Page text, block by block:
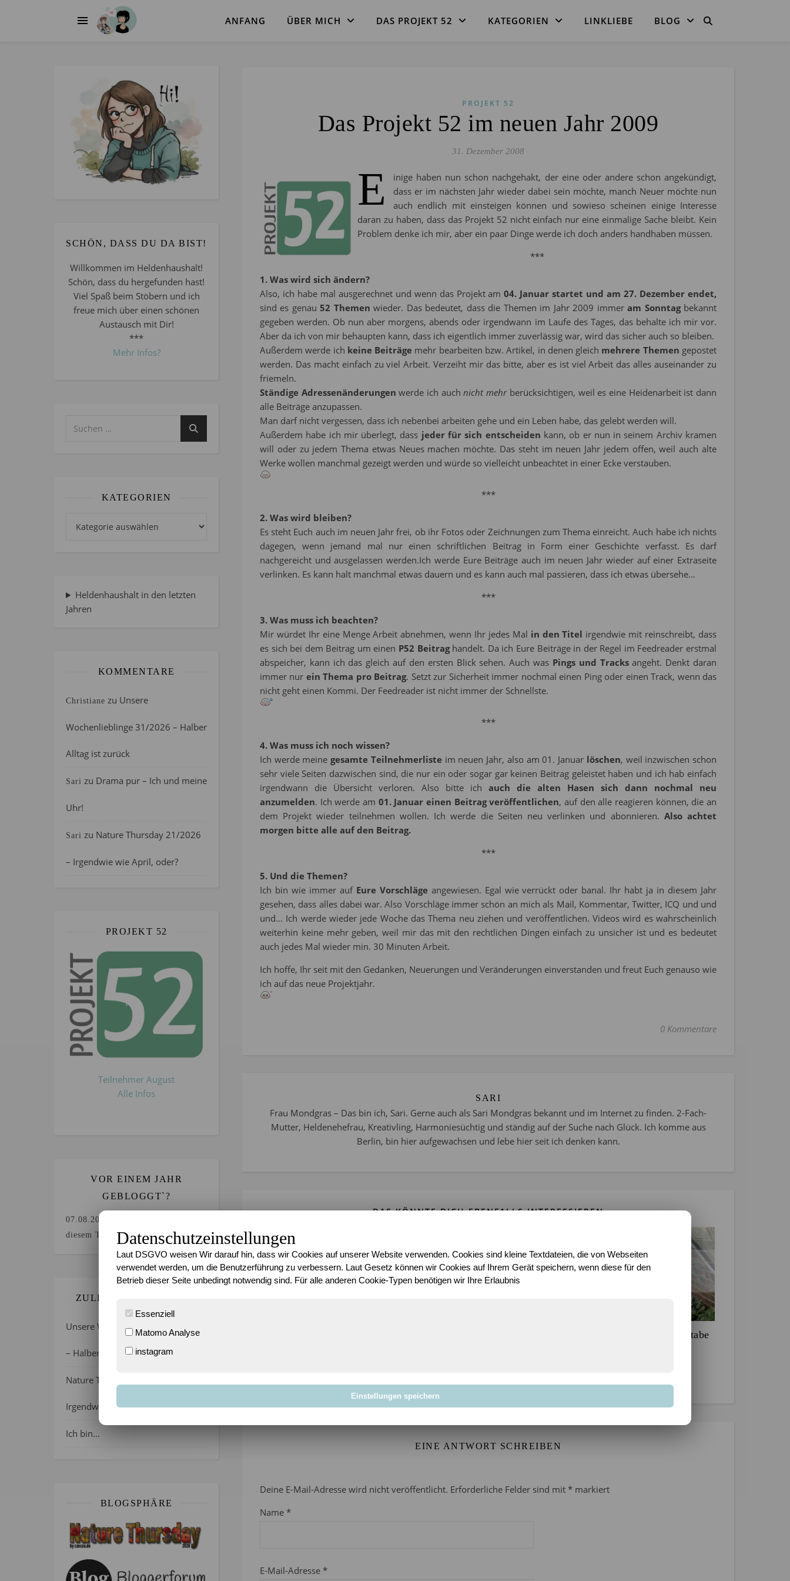
ANFANG ÜBER MICH DAS PROJEKT 52 KATEGORIEN LINKLIEBE BLOG
SCHÖN, DASS DU DA BIST!
Willkommen im Heldenhaushalt!
Schön, dass du hergefunden hast!
Viel Spaß beim Stöbern und ich
freue mich über einen schönen
Austausch mit Dir!
***
Mehr Infos?
KATEGORIEN
Heldenhaushalt in den letzten
Jahren
KOMMENTARE
Christiane zu Unsere
Wochenlieblinge 31/2026 – Halber
Alltag ist zurück
Sari zu Drama pur – Ich und meine
Uhr!
Sari zu Nature Thursday 21/2026
– Irgendwie wie April, oder?
PROJEKT 52
Teilnehmer August
Alle Infos
VOR EINEM JAHR
GEBLOGGT`?
07.08.2025
diesem Tag.
ZULETZT GEBLOGGT…
Unsere Wochenlieblinge 31/2026
– Halber Alltag ist zurück
Nature Thursday 21/2026 –
Irgendwie wie April, oder?
Ich bin…
BLOGSPHÄRE
PROJEKT 52
Das Projekt 52 im neuen Jahr 2009
31. Dezember 2008
E
inige haben nun schon nachgehakt, der eine oder andere schon angekündigt,
dass er im nächsten Jahr wieder dabei sein möchte, manch Neuer möchte nun
auch endlich mit einsteigen können und sowieso scheinen einige Interesse
daran zu haben, dass das Projekt 52 nicht einfach nur eine einmalige Sache bleibt. Kein
Problem denke ich mir, aber ein paar Dinge werde ich doch anders handhaben müssen.
***
1. Was wird sich ändern?
Also, ich habe mal ausgerechnet und wenn das Projekt am04. Januar startet und am 27. Dezember endet,
sind es genau52 Themen wieder. Das bedeutet, dass die Themen im Jahr 2009 immeram Sonntagbekannt
gegeben werden. Ob nun aber morgens, abends oder irgendwann im Laufe des Tages, das behalte ich mir vor.
Aber da ich von mir behaupten kann, dass ich eigentlich immer zuverlässig war, wird das sicher auch so bleiben.
Außerdem werde ich keine Beiträge mehr bearbeiten bzw. Artikel, in denen gleich mehrere Themen gepostet
werden. Das macht einfach zu viel Arbeit. Verzeiht mir das bitte, aber es ist viel Arbeit das alles auseinander zu
friemeln.
Ständige Adressenänderungen werde ich auchnicht mehrberücksichtigen, weil es eine Heidenarbeit ist dann
alle Beiträge anzupassen.
Man darf nicht vergessen, dass ich nebenbei arbeiten gehe und ein Leben habe, das gelebt werden will.
Außerdem habe ich mir überlegt, dass jeder für sich entscheiden kann, ob er nun in seinem Archiv kramen
will oder zu jedem Thema etwas Neues machen möchte. Das steht im neuen Jahr jedem offen, weil auch alte
Werke wollen manchmal gezeigt werden und würde so vielleicht unbeachtet in einer Ecke verstauben.
***
2. Was wird bleiben?
Es steht Euch auch im neuen Jahr frei, ob ihr Fotos oder Zeichnungen zum Thema einreicht. Auch habe ich nichts
dagegen, wenn jemand mal nur einen schriftlichen Beitrag in Form einer Geschichte verfasst. Es darf
nachgereicht und ausgelassen werden.Ich werde Eure Beiträge auch im neuen Jahr wieder auf einer Extraseite
verlinken. Es kann halt manchmal etwas dauern und es kann auch mal passieren, dass ich etwas übersehe…
***
3. Was muss ich beachten?
Mir würdet Ihr eine Menge Arbeit abnehmen, wenn Ihr jedes Mal in den Titel irgendwie mit reinschreibt, dass
es sich bei dem Beitrag um einen P52 Beitraghandelt. Da ich Eure Beiträge in der Regel im Feedreader erstmal
abspeicher, kann ich das gleich auf den ersten Blick sehen. Auch was Pings und Tracksangeht. Denkt daran
immer nur ein Thema pro Beitrag. Setzt zur Sicherheit immer nochmal einen Ping oder einen Track, wenn das
nicht geht einen Kommi. Der Feedreader ist nicht immer der Schnellste.
***
4. Was muss ich noch wissen?
Ich werde meinegesamte Teilnehmerliste im neuen Jahr, also am 01. Januar löschen, weil inzwischen schon
sehr viele Seiten dazwischen sind, die nur ein oder sogar gar keinen Beitrag geleistet haben und ich hab einfach
irgendwann die Übersicht verloren. Also bitte ich auch die alten Hasen sich dann nochmal neu
anzumelden. Ich werde am 01. Januar einen Beitrag veröffentlichen, auf den alle reagieren können, die an
dem Projekt wieder teilnehmen wollen. Ich werde die Seiten neu verlinken und abonnieren. Also achtet
morgen bitte alle auf den Beitrag.
***
5. Und die Themen?
Ich bin wie immer auf Eure Vorschläge angewiesen. Egal wie verrückt oder banal. Ihr habt ja in diesem Jahr
gesehen, dass alles dabei war. Also Vorschläge immer schön an mich als Mail, Kommentar, Twitter, ICQ und und
und… Ich werde wieder jede Woche das Thema neu ziehen und veröffentlichen. Videos wird es wahrscheinlich
weiterhin keine mehr geben, weil mir das mit den rechtlichen Dingen einfach zu unsicher ist und es bedeutet
auch jedes Mal wieder min. 30 Minuten Arbeit.
Ich hoffe, Ihr seit mit den Gedanken, Neuerungen und Veränderungen einverstanden und freut Euch genauso wie
ich auf das neue Projektjahr.
0 Kommentare
SARI
Frau Mondgras – Das bin ich, Sari. Gerne auch als Sari Mondgras bekannt und im Internet zu finden. 2-Fach-
Mutter, Heldenehefrau, Kreativling, Harmoniesüchtig und ständig auf der Suche nach Glück. Ich komme aus
Berlin, bin hier aufgewachsen und lebe hier seit ich denken kann.
DAS KÖNNTE DICH EBENFALLS INTERESSIEREN
Projekt 52 im Juni: Buchstabe
EINE ANTWORT SCHREIBEN
Deine E-Mail-Adresse wird nicht veröffentlicht. Erforderliche Felder sind mit * markiert
Name *
E-Mail-Adresse *
Datenschutzeinstellungen
Laut DSGVO weisen Wir darauf hin, dass wir Cookies auf unserer Website verwenden. Cookies sind kleine Textdateien, die von Webseiten
verwendet werden, um die Benutzerführung zu verbessern. Laut Gesetz können wir Cookies auf Ihrem Gerät speichern, wenn diese für den
Betrieb dieser Seite unbedingt notwendig sind. Für alle anderen Cookie-Typen benötigen wir Ihre Erlaubnis
Essenziell
Matomo Analyse
instagram
Einstellungen speichern